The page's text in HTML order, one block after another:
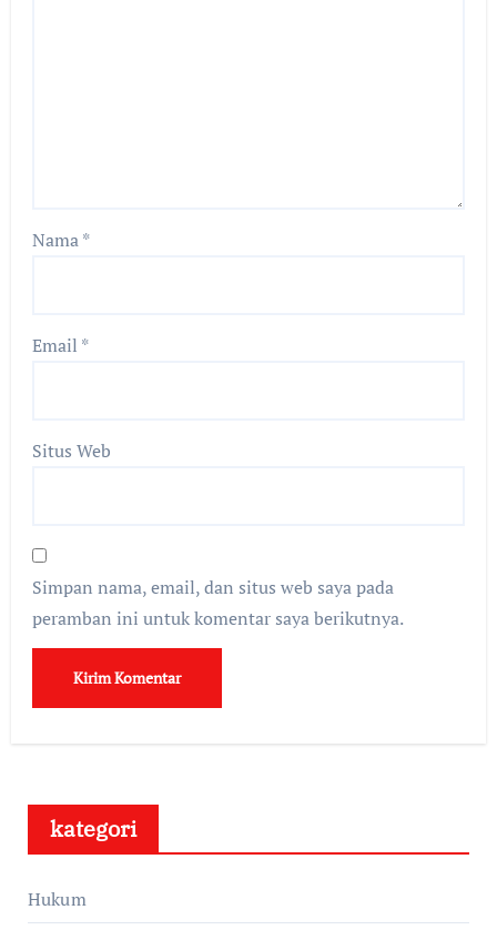
Nama*
Email *
Situs Web
Simpan nama, email, dan situs web saya pada
peramban ini untuk komentar saya berikutnya.
kategori
Hukum